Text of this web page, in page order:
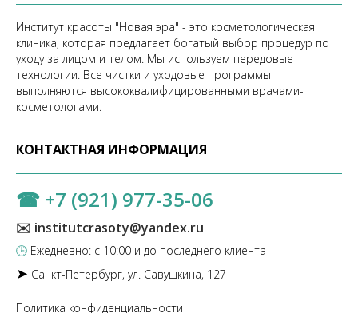
Институт красоты "Новая эра" - это косметологическая
клиника, которая предлагает богатый выбор процедур по
уходу за лицом и телом. Мы используем передовые
технологии. Все чистки и уходовые программы
выполняются высококвалифицированными врачами-
косметологами.
КОНТАКТНАЯ ИНФОРМАЦИЯ
☎ +7 (921) 977-35-06
✉️ institutcrasoty@yandex.ru
🕒 Ежедневно: с 10:00 и до последнего клиента
➤ Санкт-Петербург, ул. Савушкина, 127
Политика конфиденциальности